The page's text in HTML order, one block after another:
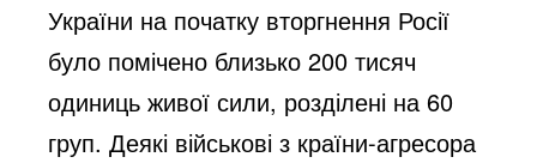
України на початку вторгнення Росії
було помічено близько 200 тисяч
одиниць живої сили, розділені на 60
груп. Деякі військові з країни-агресора